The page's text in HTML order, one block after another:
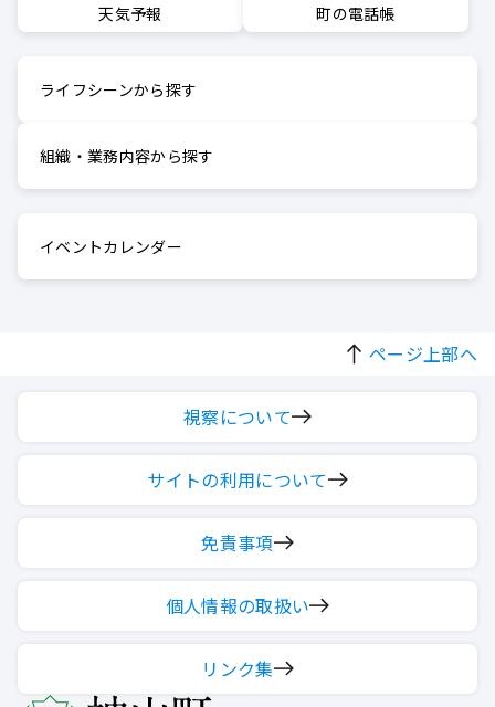
天気予報 町の電話帳
ライフシーンから探す
組織・業務内容から探す
イベントカレンダー
ページ上部へ
視察について
サイトの利用について
免責事項
個人情報の取扱い
リンク集